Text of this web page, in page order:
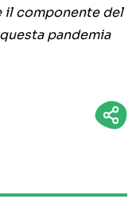
il componente del
pandemia